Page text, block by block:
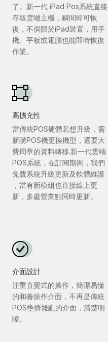
了。新一代 iPad Pos系統直接
存取雲端主機，瞬間即可恢
復，不侷限於iPad裝置，用手
機、平板或電腦也能即時恢復
作業。
高擴充性
當傳統POS硬體若想升級，需
新購POS機更換機型，還要大
費周章的資料轉移.新一代雲端
POS系統，在訂閱期間，我們
免費系統升級更新及軟體維護
，當有新模組也直接線上更
新，多處營業點同時更新。
介面設計
注重直覺式的操作，簡潔易懂
的和善操作介面，不再是傳統
POS壅擠雜亂的介面，清楚明
瞭。